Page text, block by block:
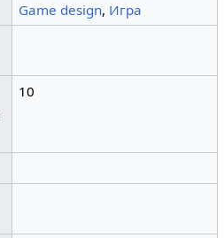
Game design, Игра
10